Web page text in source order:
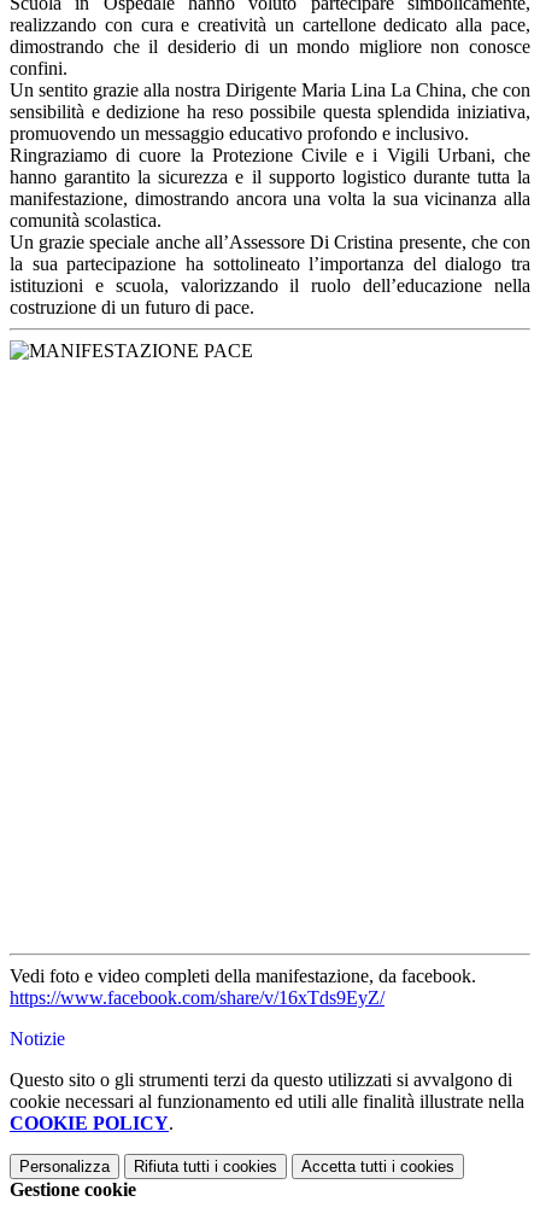
realizzando con cura e creatività un cartellone dedicato alla pace,
dimostrando che il desiderio di un mondo migliore non conosce
confini.
Un sentito grazie alla nostra Dirigente Maria Lina La China, che con
sensibilità e dedizione ha reso possibile questa splendida iniziativa,
promuovendo un messaggio educativo profondo e inclusivo.
Ringraziamo di cuore la Protezione Civile e i Vigili Urbani, che
hanno garantito la sicurezza e il supporto logistico durante tutta la
manifestazione, dimostrando ancora una volta la sua vicinanza alla
comunità scolastica.
Un grazie speciale anche all’Assessore Di Cristina presente, che con
la sua partecipazione ha sottolineato l’importanza del dialogo tra
istituzioni e scuola, valorizzando il ruolo dell’educazione nella
costruzione di un futuro di pace.
Vedi foto e video completi della manifestazione, da facebook.
https://www.facebook.com/share/v/16xTds9EyZ/
Notizie
Questo sito o gli strumenti terzi da questo utilizzati si avvalgono di
cookie necessari al funzionamento ed utili alle finalità illustrate nella
COOKIE POLICY.
Personalizza Rifiuta tutti i cookies Accetta tutti i cookies
Gestione cookie